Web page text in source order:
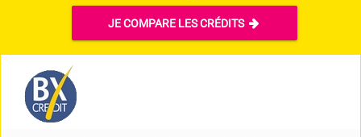
JE COMPARE LES CRÉDITS 